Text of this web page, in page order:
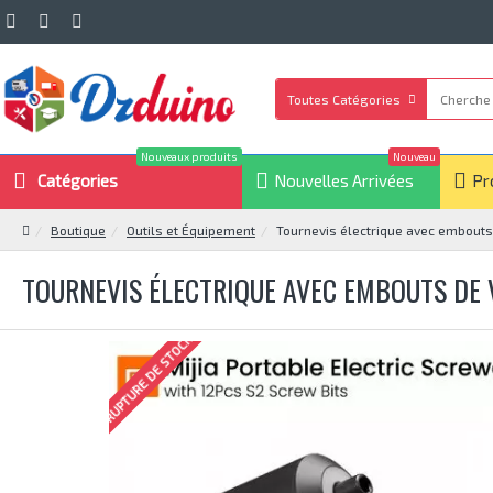
Toutes Catégories
Catégories
Nouveaux produits
Nouvelles Arrivées
Nouveau
Boutique Outils et Équipement Tournevis électrique avec
TOURNEVIS ÉLECTRIQUE AVEC EMBOUTS
RUPTURE DE STOCK